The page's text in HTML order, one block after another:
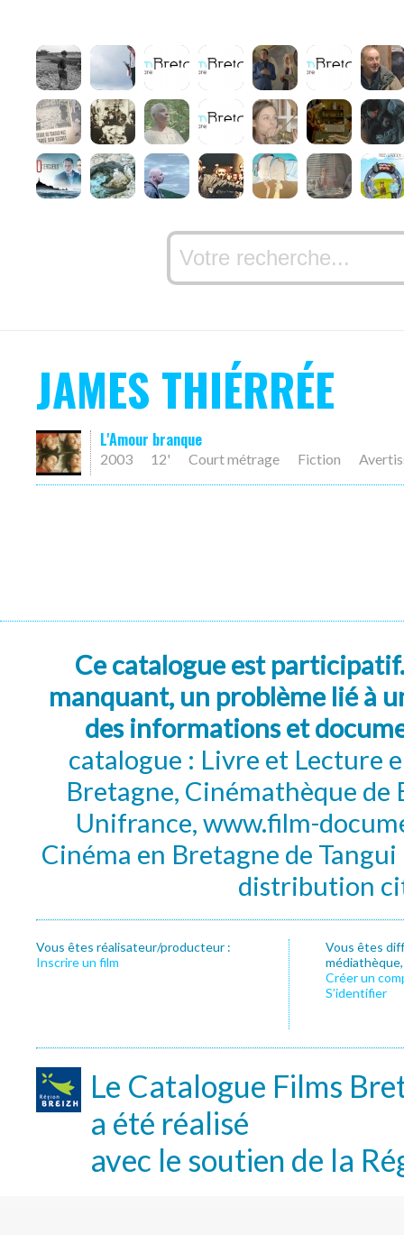
JAMES THIÉRRÉE
L'Amour branque
2003 12' Court métrage Fiction
Ce catalogue est
manquant, un problème lié à
des informations et
catalogue : Livre et Lecture
Bretagne, Cinémathèque de
Unifrance, www.film-
Cinéma en Bretagne de
distribution
Vous êtes réalisateur/producteur :
Inscrire un film
Vous êtes
Créer un
S’identifier
Le Catalogue Films
a été réalisé
avec le soutien de la